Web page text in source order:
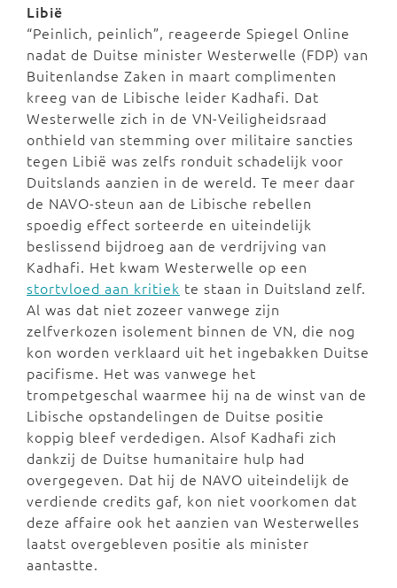
Libië
“Peinlich, peinlich”, reageerde Spiegel Online
nadat de Duitse minister Westerwelle (FDP) van
Buitenlandse Zaken in maart complimenten
kreeg van de Libische leider Kadhafi. Dat
Westerwelle zich in de VN-Veiligheidsraad
onthield van stemming over militaire sancties
tegen Libië was zelfs ronduit schadelijk voor
Duitslands aanzien in de wereld. Te meer daar
de NAVO-steun aan de Libische rebellen
spoedig effect sorteerde en uiteindelijk
beslissend bijdroeg aan de verdrijving van
Kadhafi. Het kwam Westerwelle op een
stortvloed aan kritiek te staan in Duitsland zelf.
Al was dat niet zozeer vanwege zijn
zelfverkozen isolement binnen de VN, die nog
kon worden verklaard uit het ingebakken Duitse
pacifisme. Het was vanwege het
trompetgeschal waarmee hij na de winst van de
Libische opstandelingen de Duitse positie
koppig bleef verdedigen. Alsof Kadhafi zich
dankzij de Duitse humanitaire hulp had
overgegeven. Dat hij de NAVO uiteindelijk de
verdiende credits gaf, kon niet voorkomen dat
deze affaire ook het aanzien van Westerwelles
laatst overgebleven positie als minister
aantastte.